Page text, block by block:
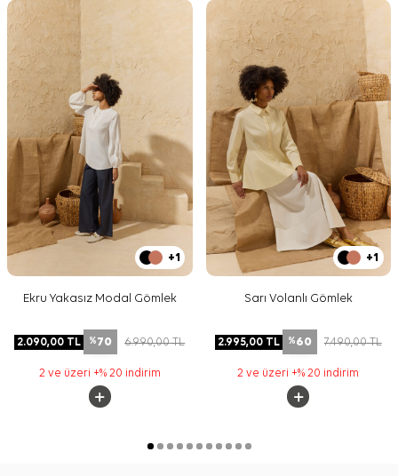
+1
Ekru Yakasız Modal Gömlek
2.090,00 TL %70 6.990,00TL
2 ve üzeri +% 20 indirim
+1
Sarı Volanlı Gömlek
2.995,00TL %60 7.490,00TL
2 ve üzeri +% 20 indirim